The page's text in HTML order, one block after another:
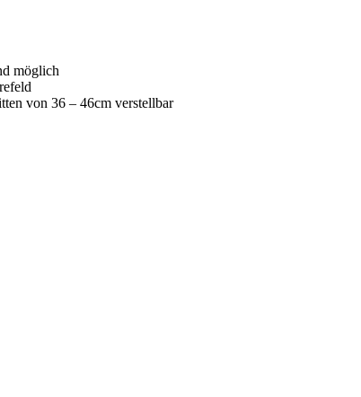
möglich
von 36 – 46cm verstellbar